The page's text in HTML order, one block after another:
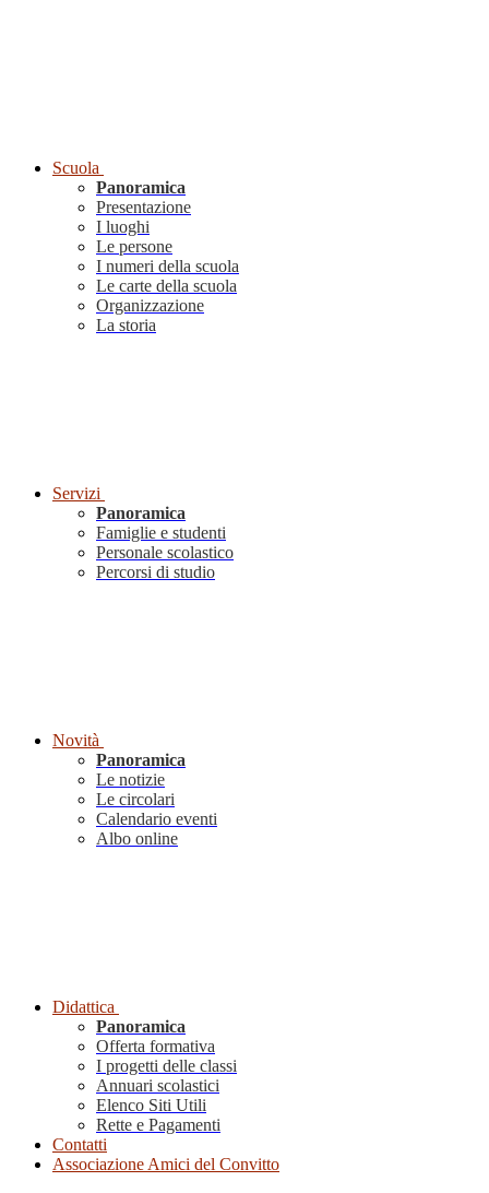
Scuola
Panoramica
Presentazione
I luoghi
Le persone
I numeri della scuola
Le carte della scuola
Organizzazione
La storia
Servizi
Panoramica
Famiglie e studenti
Personale scolastico
Percorsi di studio
Novità
Panoramica
Le notizie
Le circolari
Calendario eventi
Albo online
Didattica
Panoramica
Offerta formativa
I progetti delle classi
Annuari scolastici
Elenco Siti Utili
Rette e Pagamenti
Contatti
Associazione Amici del Convitto